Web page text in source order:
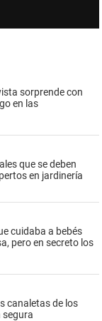
sorprende con
en las
que se deben
en jardinería
cuidaba a bebés
pero en secreto los
canaletas de los
segura